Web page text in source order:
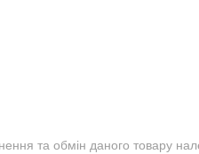
та обмін даного товару